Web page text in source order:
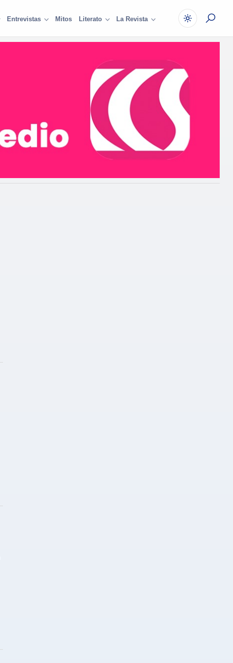
Entrevistas Mitos Literato La Revista